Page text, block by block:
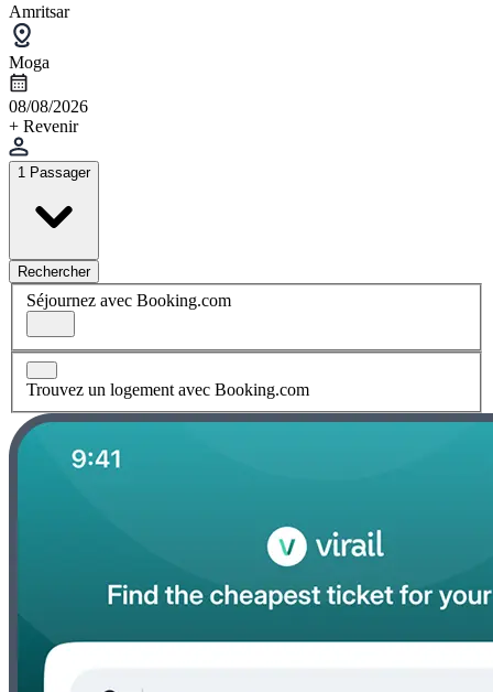
Amritsar
Moga
08/08/2026
+ Revenir
1 Passager
Rechercher
Séjournez avec Booking.com
Trouvez un logement avec Booking.com